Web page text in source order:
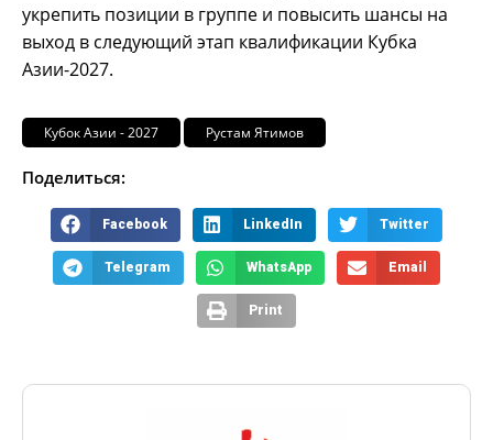
укрепить позиции в группе и повысить шансы на
выход в следующий этап квалификации Кубка
Азии-2027.
Кубок Азии - 2027 Рустам Ятимов
Поделиться:
Facebook LinkedIn Twitter
Telegram WhatsApp Email
Print